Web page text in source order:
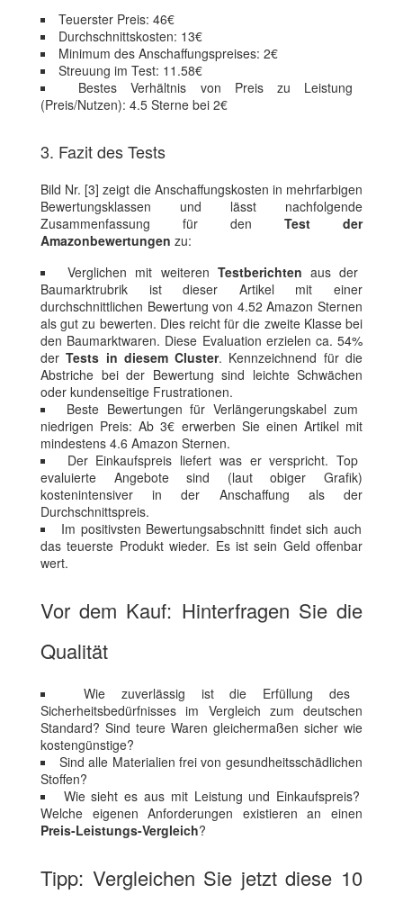
Teuerster Preis: 46€
Durchschnittskosten: 13€
Minimum des Anschaffungspreises: 2€
Streuung im Test: 11.58€
Bestes Verhältnis von Preis zu Leistung
(Preis/Nutzen): 4.5 Sterne bei 2€
3. Fazit des Tests
Bild Nr. [3] zeigt die Anschaffungskosten in mehrfarbigen
Bewertungsklassen und lässt nachfolgende
Zusammenfassung für den Test der
Amazonbewertungen zu:
Verglichen mit weiteren Testberichten aus der
Baumarktrubrik ist dieser Artikel mit einer
durchschnittlichen Bewertung von 4.52 Amazon Sternen
als gut zu bewerten. Dies reicht für die zweite Klasse bei
den Baumarktwaren. Diese Evaluation erzielen ca. 54%
derTests in diesem Cluster. Kennzeichnend für die
Abstriche bei der Bewertung sind leichte Schwächen
oder kundenseitige Frustrationen.
Beste Bewertungen für Verlängerungskabel zum
niedrigen Preis: Ab 3€ erwerben Sie einen Artikel mit
mindestens 4.6 Amazon Sternen.
Der Einkaufspreis liefert was er verspricht. Top
evaluierte Angebote sind (laut obiger Grafik)
kostenintensiver in der Anschaffung als der
Durchschnittspreis.
Im positivsten Bewertungsabschnitt findet sich auch
das teuerste Produkt wieder. Es ist sein Geld offenbar
wert.
Vor dem Kauf: Hinterfragen Sie die
Qualität
Wie zuverlässig ist die Erfüllung des
Sicherheitsbedürfnisses im Vergleich zum deutschen
Standard? Sind teure Waren gleichermaßen sicher wie
kostengünstige?
Sind alle Materialien frei von gesundheitsschädlichen
Stoffen?
Wie sieht es aus mit Leistung und Einkaufspreis?
Welche eigenen Anforderungen existieren an einen
Preis-Leistungs-Vergleich?
Tipp: Vergleichen Sie jetzt diese 10